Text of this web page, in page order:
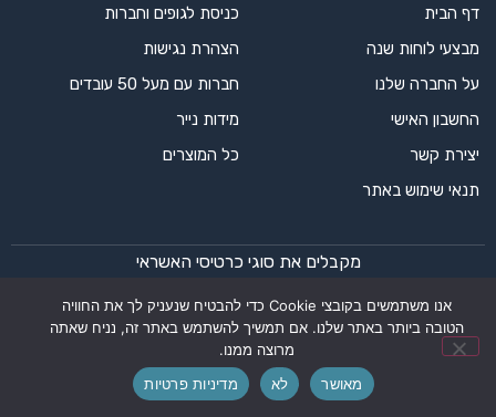
דף הבית
מבצעי לוחות שנה
על החברה שלנו
החשבון האישי
יצירת קשר
תנאי שימוש באתר
כניסת לגופים וחברות
הצהרת נגישות
חברות עם מעל 50 עובדים
מידות נייר
כל המוצרים
מקבלים את סוגי כרטיסי האשראי
© 2024 כל הזכויות שמורות – דפוס אופק רחב | עיצוב ופיתוח:
אנו משתמשים בקובצי Cookie כדי להבטיח שנעניק לך את החוויה
הטובה ביותר באתר שלנו. אם תמשיך להשתמש באתר זה, נניח שאתה
מרוצה ממנו.
מאושר
לא מדיניות פרטיות
for alt and title add automatic